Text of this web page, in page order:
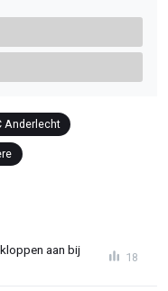
Anderlecht
aan bij
18